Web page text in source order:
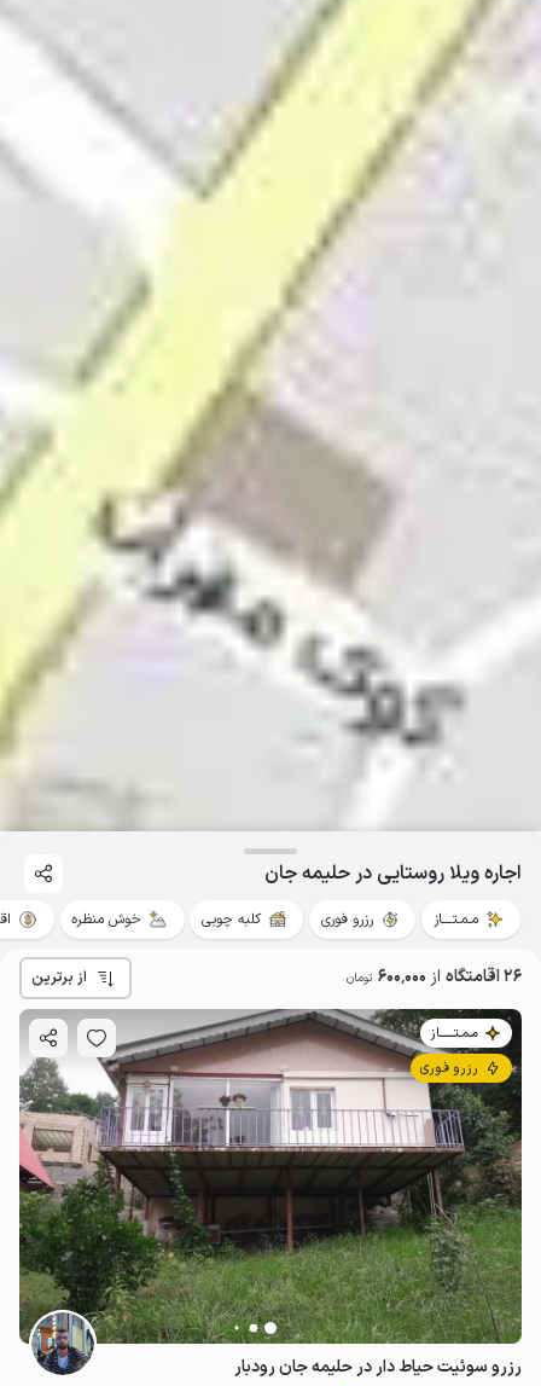
اجاره ویلا روستایی در حلیمه جان
مـمـتــــاز رزرو فوری کلبه چوبی خوش منظره
26 اقامتگاه از 600٬000 تومان از برترین
مـمـتــــــاز
رزرو فوری
رزرو سوئیت حیاط دار در حلیمه جان رودبار